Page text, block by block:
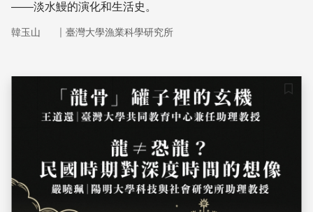
——淡水鰻的演化和生活史。
韓玉山 ｜ 臺灣大學漁業科學研究所
儲存